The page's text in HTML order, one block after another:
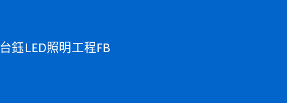
台鈺LED照明工程FB